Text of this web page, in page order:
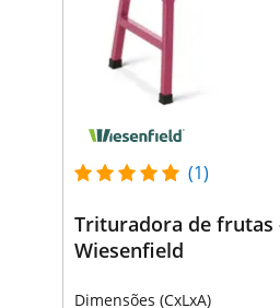
(1)
Trituradora de frutas
Wiesenfield
Dimensões (CxLxA)